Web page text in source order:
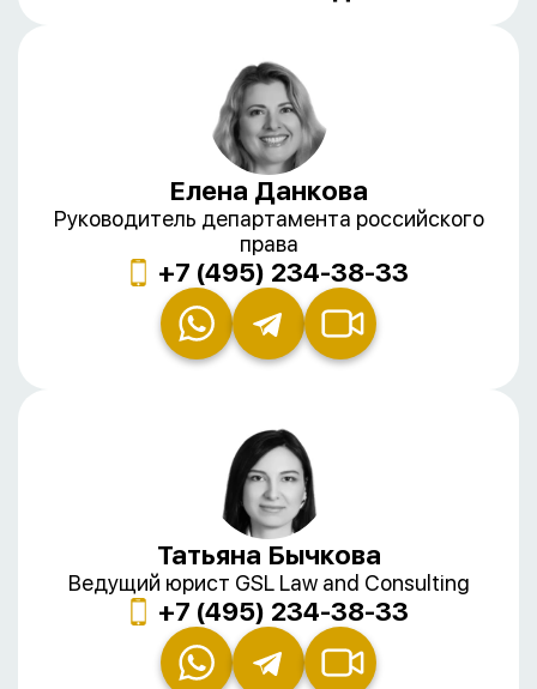
Елена Данкова
Руководитель департамента российского
права
+7 (495) 234-38-33
Татьяна Бычкова
Ведущий юрист GSL Law and Consulting
+7 (495) 234-38-33